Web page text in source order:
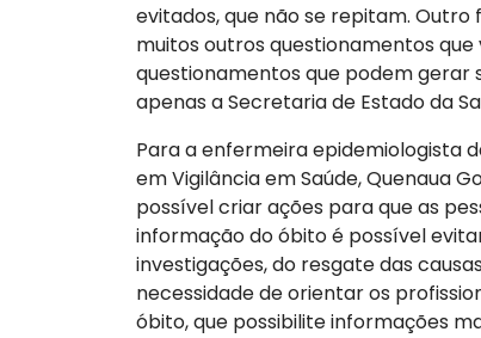
evitados, que não se repitam.
muitos outros questionamentos
questionamentos que podem gerar
apenas a Secretaria de Estado da
Para a enfermeira epidemiologista
em Vigilância em Saúde, Quenaua
possível criar ações para que as
informação do óbito é possível
investigações, do resgate das
necessidade de orientar os
óbito, que possibilite informações